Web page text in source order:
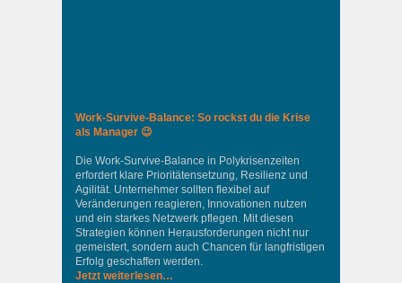
Work-Survive-Balance: So rockst du die Krise
als Manager 😉
Die Work-Survive-Balance in Polykrisenzeiten
erfordert klare Prioritätensetzung, Resilienz und
Agilität. Unternehmer sollten flexibel auf
Veränderungen reagieren, Innovationen nutzen
und ein starkes Netzwerk pflegen. Mit diesen
Strategien können Herausforderungen nicht nur
gemeistert, sondern auch Chancen für langfristigen
Erfolg geschaffen werden.
Jetzt weiterlesen…